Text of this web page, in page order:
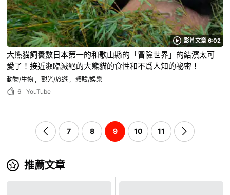
影片文章 6:02
大熊貓飼養數日本第一的和歌山縣的「冒險世界」的結濱太可
愛了！接近瀕臨滅絕的大熊貓的食性和不爲人知的祕密！
動物/生物 觀光/旅遊
體驗/娛樂
6
YouTube
7 8 9 10 11
推薦文章